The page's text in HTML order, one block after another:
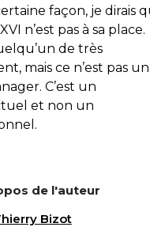
façon, je dirais
n’est pas à sa place.
de très
mais ce n’est pas un
C’est un
et non un
de l'auteur
Bizot